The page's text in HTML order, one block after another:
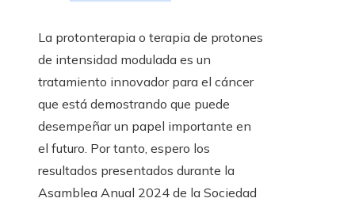
La protonterapia o terapia de protones
de intensidad modulada es un
tratamiento innovador para el cáncer
que está demostrando que puede
desempeñar un papel importante en
el futuro. Por tanto, espero los
resultados presentados durante la
Asamblea Anual 2024 de la Sociedad